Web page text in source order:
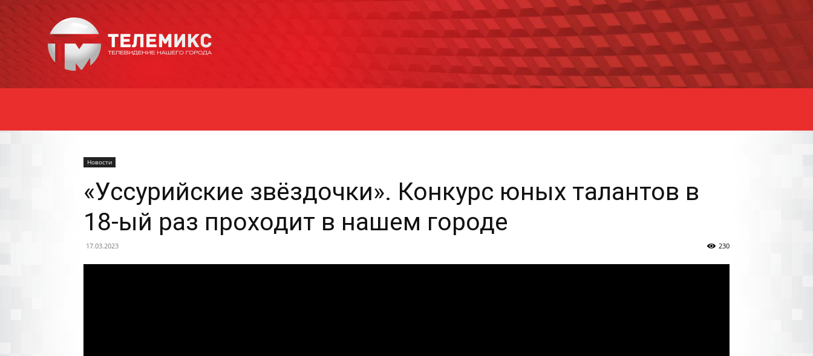
Уссурийска
Новости
«Уссурийские звёздочки». Конкурс юных талантов в
18-ый раз проходит в нашем городе
17.03.2023 230